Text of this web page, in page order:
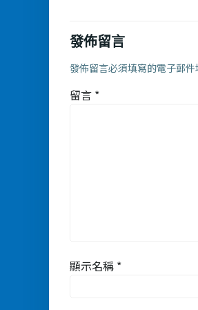
發佈留言
發佈留言必須填寫的電子郵件
留言 *
顯示名稱 *